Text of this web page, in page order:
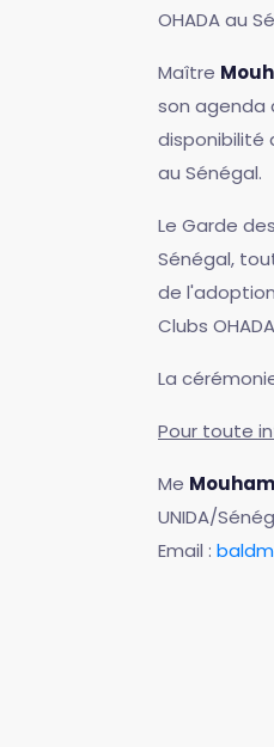
OHADA au
Maître
son agenda
disponibilité
au Sénégal.
Le Garde
Sénégal,
de
Clubs
La
Pour toute
Me
UNIDA/
Email :